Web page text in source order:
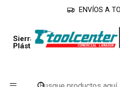
ENVÍOS A
Línea
Sierra Circular HS7010K de
Plástica Makita